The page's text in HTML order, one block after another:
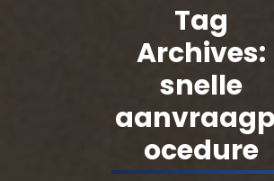
Tag
Archives:
snelle
ocedure